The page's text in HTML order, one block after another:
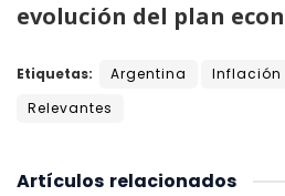
evolución del plan
Etiquetas: Argentina Inflación
Relevantes
relacionados
Artículos